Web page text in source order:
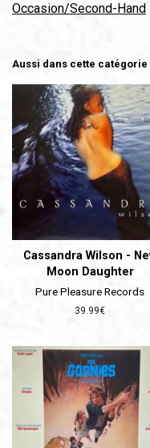
Occasion/Second-Hand
Aussi dans cette catégorie
Cassandra Wilson -
Moon Daughter
Pure Pleasure Records
Prix
39.99€